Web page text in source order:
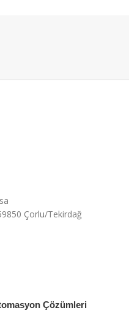
Çorlu/Tekirdağ
Çözümleri